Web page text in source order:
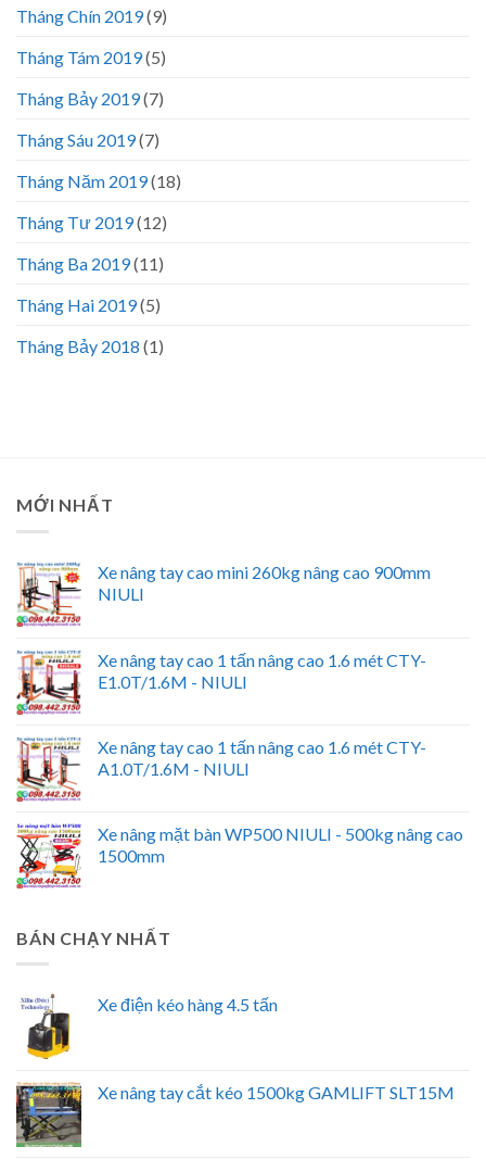
Tháng Chín 2019(9)
Tháng Tám 2019(5)
Tháng Bảy 2019(7)
Tháng Sáu 2019(7)
Tháng Năm 2019(18)
Tháng Tư 2019(12)
Tháng Ba 2019(11)
Tháng Hai 2019(5)
Tháng Bảy 2018 (1)
MỚI NHẤT
Xe nâng tay cao mini 260kg nâng cao 900mm
NIULI
Xe nâng tay cao 1 tấn nâng cao 1.6 mét CTY-
E1.0T/1.6M - NIULI
Xe nâng tay cao 1 tấn nâng cao 1.6 mét CTY-
A1.0T/1.6M - NIULI
Xe nâng mặt bàn WP500 NIULI - 500kg nâng cao
1500mm
BÁN CHẠY NHẤT
Xe điện kéo hàng 4.5 tấn
Xe nâng tay cắt kéo 1500kg GAMLIFT SLT15M